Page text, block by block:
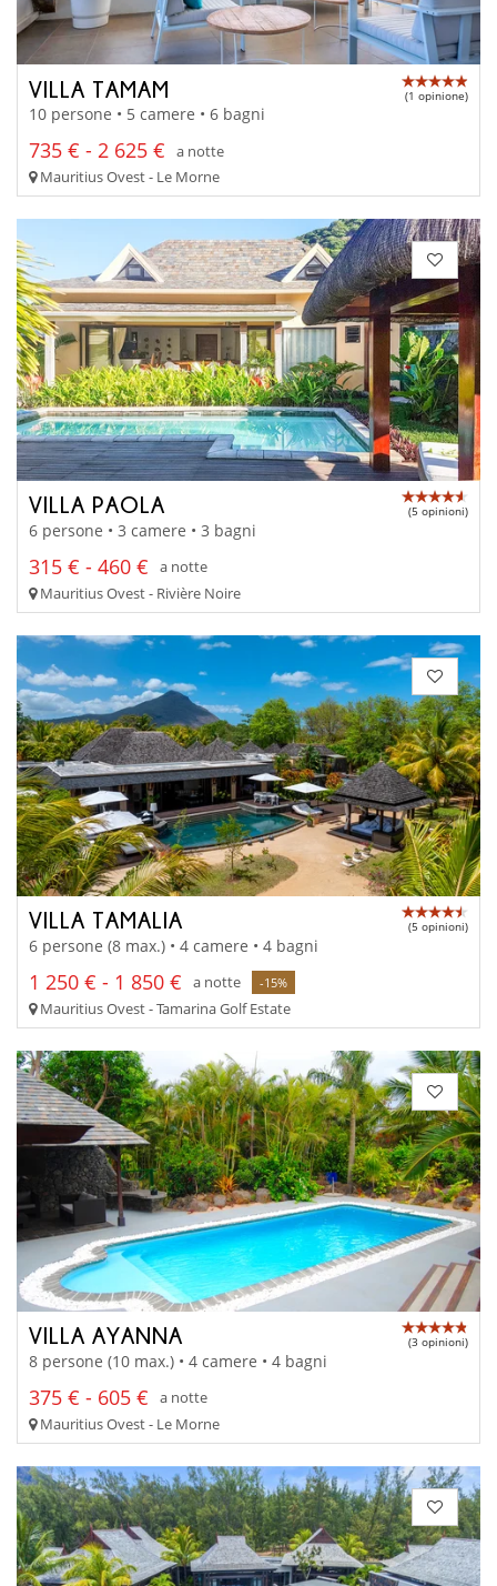
VILLA TAMAM (1 opinione)
10 persone • 5 camere • 6 bagni
735 € - 2 625 €
a notte
Mauritius Ovest - Le Morne
VILLA PAOLA (5 opinioni)
6 persone • 3 camere • 3 bagni
315 € - 460 €
a notte
Mauritius Ovest - Rivière Noire
VILLA TAMALIA (5 opinioni)
6 persone (8 max.) • 4 camere • 4 bagni
1 250 € - 1 850 € a notte -15%
Mauritius Ovest - Tamarina Golf Estate
VILLA AYANNA (3 opinioni)
8 persone (10 max.) • 4 camere • 4 bagni
375 € - 605 €
a notte
Mauritius Ovest - Le Morne